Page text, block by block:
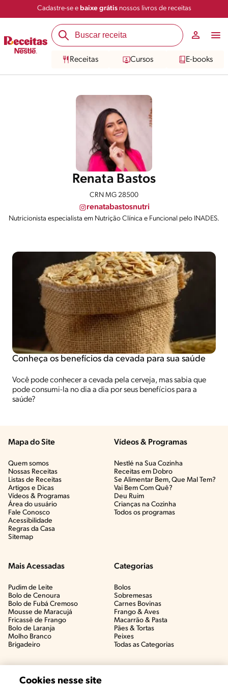
Cadastre-se e baixe grátisnossos livros de receitas
Receitas Cursos E-books
Renata Bastos
CRN MG 28500
renatabastosnutri
Nutricionista especialista em Nutrição Clínica e Funcional pelo INADES.
Conheça os benefícios da cevada para sua saúde
Você pode conhecer a cevada pela cerveja, mas sabia que
pode consumi-la no dia a dia por seus benefícios para a
saúde?
Mapa do Site
Quem somos
Nossas Receitas
Listas de Receitas​
Artigos e Dicas​
Vídeos & Programas​
Área do usuário
Fale Conosco
Acessibilidade
Regras da Casa
Sitemap
Vídeos & Programas​
Nestlé na Sua Cozinha
Receitas em Dobro
Se Alimentar Bem, Que Mal Tem?​
Vai Bem Com Quê?​
Deu Ruim​
Crianças na Cozinha​
Todos os programas
Mais Acessadas
Pudim de Leite
Bolo de Cenoura
Bolo de Fubá Cremoso
Mousse de Maracujá
Fricassê de Frango
Bolo de Laranja
Molho Branco
Brigadeiro
Categorias
Bolos
Sobremesas
Carnes Bovinas​
Frango & Aves​
Macarrão & Pasta​
Pães & Tortas​
Peixes
Todas as Categorias
Cookies nesse site